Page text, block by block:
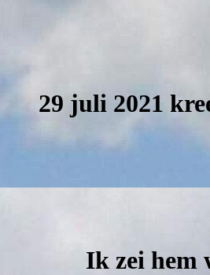
29 juli 2021
Ik zei hem